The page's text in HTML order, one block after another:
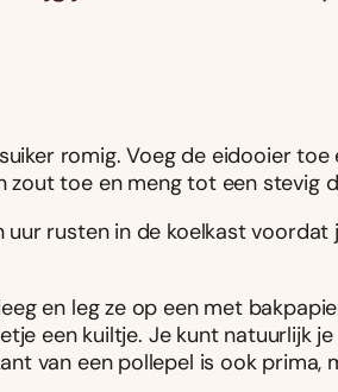
romig. Voeg de eidooier toe
zout toe en meng tot een stevig
uur rusten in de koelkast voordat
en leg ze op een met
een kuiltje. Je kunt natuurlijk
van een pollepel is ook prima,